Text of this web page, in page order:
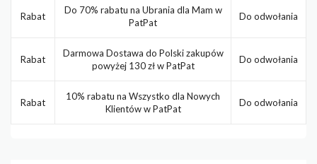
Rabat
Do 70% rabatu na Ubrania dla Mam w
PatPat
Do odwołania
Rabat
Darmowa Dostawa do Polski zakupów
powyżej 130 zł w PatPat
Do odwołania
Rabat
10% rabatu na Wszystko dla Nowych
Klientów w PatPat
Do odwołania